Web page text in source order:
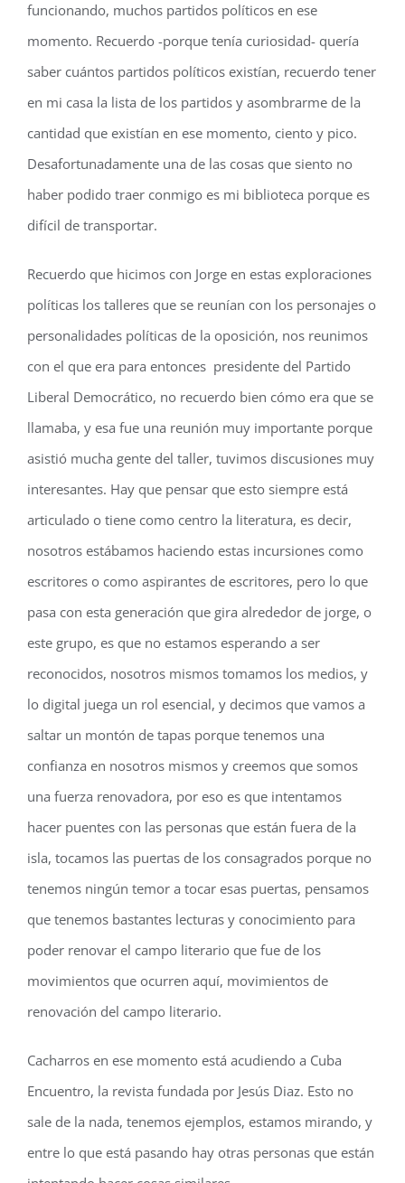
funcionando, muchos partidos políticos en ese
momento. Recuerdo -porque tenía curiosidad- quería
saber cuántos partidos políticos existían, recuerdo tener
en mi casa la lista de los partidos y asombrarme de la
cantidad que existían en ese momento, ciento y pico.
Desafortunadamente una de las cosas que siento no
haber podido traer conmigo es mi biblioteca porque es
difícil de transportar.
Recuerdo que hicimos con Jorge en estas exploraciones
políticas los talleres que se reunían con los personajes o
personalidades políticas de la oposición, nos reunimos
con el que era para entonces presidente del Partido
Liberal Democrático, no recuerdo bien cómo era que se
llamaba, y esa fue una reunión muy importante porque
asistió mucha gente del taller, tuvimos discusiones muy
interesantes. Hay que pensar que esto siempre está
articulado o tiene como centro la literatura, es decir,
nosotros estábamos haciendo estas incursiones como
escritores o como aspirantes de escritores, pero lo que
pasa con esta generación que gira alrededor de jorge, o
este grupo, es que no estamos esperando a ser
reconocidos, nosotros mismos tomamos los medios, y
lo digital juega un rol esencial, y decimos que vamos a
saltar un montón de tapas porque tenemos una
confianza en nosotros mismos y creemos que somos
una fuerza renovadora, por eso es que intentamos
hacer puentes con las personas que están fuera de la
isla, tocamos las puertas de los consagrados porque no
tenemos ningún temor a tocar esas puertas, pensamos
que tenemos bastantes lecturas y conocimiento para
poder renovar el campo literario que fue de los
movimientos que ocurren aquí, movimientos de
renovación del campo literario.
Cacharros en ese momento está acudiendo a Cuba
Encuentro, la revista fundada por Jesús Diaz. Esto no
sale de la nada, tenemos ejemplos, estamos mirando, y
entre lo que está pasando hay otras personas que están